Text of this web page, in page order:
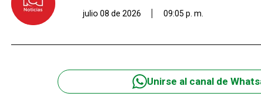
julio 08 de 2026 09:05 p. m.
Unirse al canal de